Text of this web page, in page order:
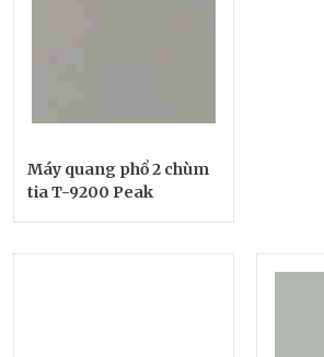
Máy quang phổ 2 chùm
tia T-9200 Peak